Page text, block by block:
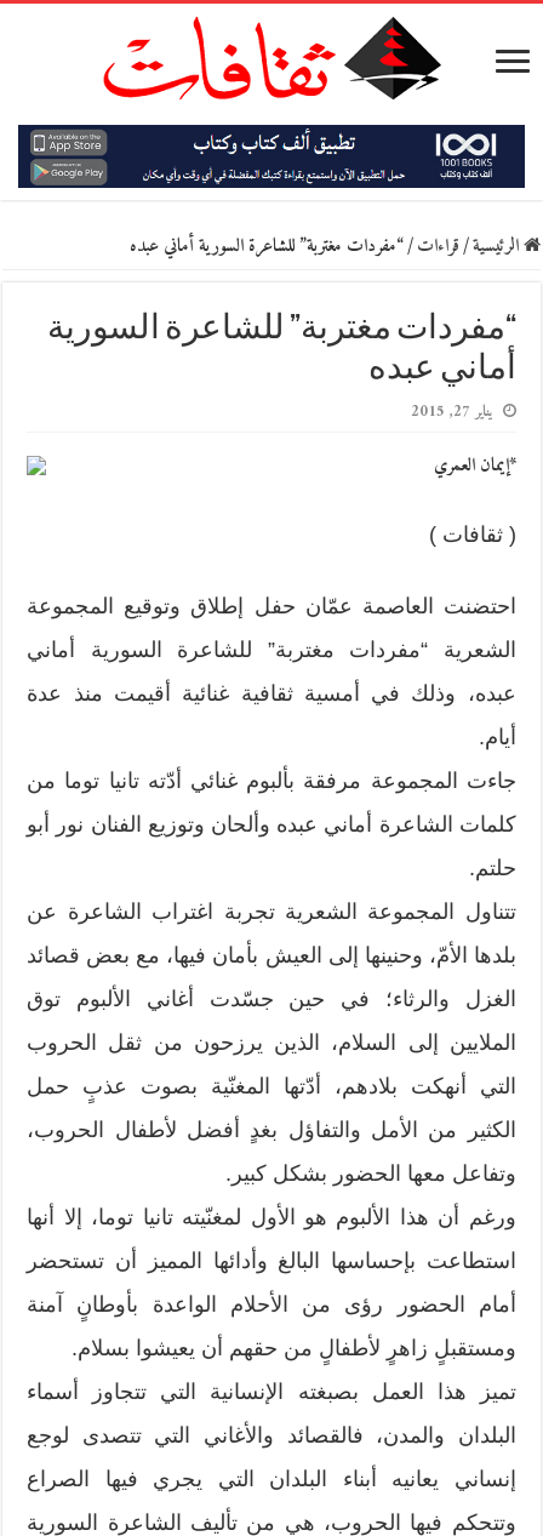
الرئيسية/قراءات/“مفردات مغتربة” للشاعرة السورية أماني عبده
“مفردات مغتربة” للشاعرة السورية
أماني عبده
يناير 27, 2015
*إيمان العمري
( ثقافات )
احتضنت العاصمة عمّان حفل إطلاق وتوقيع المجموعة
الشعرية “مفردات مغتربة” للشاعرة السورية أماني
عبده، وذلك في أمسية ثقافية غنائية أقيمت منذ عدة
أيام.
جاءت المجموعة مرفقة بألبوم غنائي أدّته تانيا توما من
كلمات الشاعرة أماني عبده وألحان وتوزيع الفنان نور أبو
حلتم.
تتناول المجموعة الشعرية تجربة اغتراب الشاعرة عن
بلدها الأمّ، وحنينها إلى العيش بأمان فيها، مع بعض قصائد
الغزل والرثاء؛ في حين جسّدت أغاني الألبوم توق
الملايين إلى السلام، الذين يرزحون من ثقل الحروب
التي أنهكت بلادهم، أدّتها المغنّية بصوت عذبٍ حمل
الكثير من الأمل والتفاؤل بغدٍ أفضل لأطفال الحروب،
وتفاعل معها الحضور بشكل كبير.
ورغم أن هذا الألبوم هو الأول لمغنّيته تانيا توما، إلا أنها
استطاعت بإحساسها البالغ وأدائها المميز أن تستحضر
أمام الحضور رؤى من الأحلام الواعدة بأوطانٍ آمنة
ومستقبلٍ زاهرٍ لأطفالٍ من حقهم أن يعيشوا بسلام.
تميز هذا العمل بصبغته الإنسانية التي تتجاوز أسماء
البلدان والمدن، فالقصائد والأغاني التي تتصدى لوجع
إنساني يعانيه أبناء البلدان التي يجري فيها الصراع
وتتحكم فيها الحروب، هي من تأليف الشاعرة السورية